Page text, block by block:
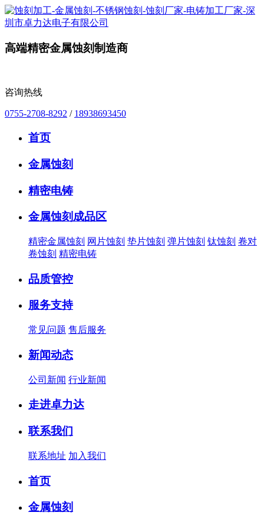
高端精密金属蚀刻制造商
咨询热线
0755-2708-8292 / 18938693450
首页
金属蚀刻
精密电铸
金属蚀刻成品区
精密金属蚀刻 网片蚀刻 垫片蚀刻 弹片蚀刻 钛蚀刻 卷对
卷蚀刻 精密电铸
品质管控
服务支持
常见问题 售后服务
新闻动态
公司新闻 行业新闻
走进卓力达
联系我们
联系地址 加入我们
首页
金属蚀刻